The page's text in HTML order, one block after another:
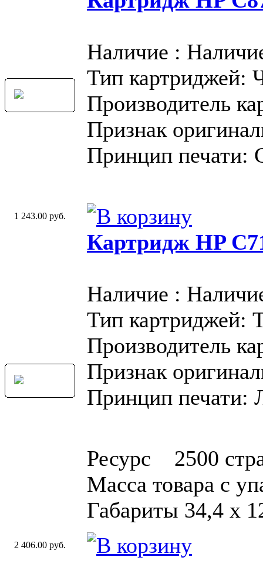
Наличие :
Тип картриджей:
Производитель
Признак
Принцип печати:
1 243.00 руб.
Картридж HP
Наличие :
Тип картриджей:
Производитель
Признак
Принцип печати:
Ресурс 2500
Масса товара с
Габариты 34,4 x
2 406.00 руб.